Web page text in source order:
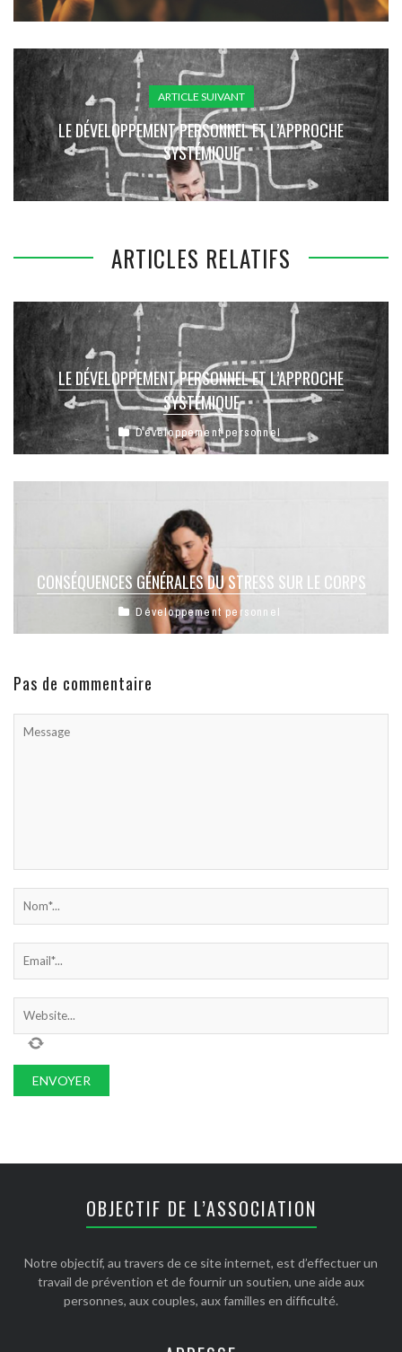
ARTICLE SUIVANT
LE DÉVELOPPEMENT PERSONNEL ET L’APPROCHE
SYSTÉMIQUE
ARTICLES RELATIFS
LE DÉVELOPPEMENT PERSONNEL ET L’APPROCHE
SYSTÉMIQUE
Développement personnel
CONSÉQUENCES GÉNÉRALES DU STRESS SUR LE CORPS
Développement personnel
Pas de commentaire
OBJECTIF DE L’ASSOCIATION
Notre objectif, au travers de ce site internet, est d’effectuer un
travail de prévention et de fournir un soutien, une aide aux
personnes, aux couples, aux familles en difficulté.